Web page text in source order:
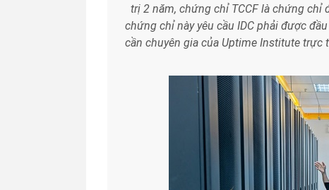
trị 2 năm, chứng chỉ TCCF là chứng chỉ
chứng chỉ này yêu cầu IDC phải được
cần chuyên gia của Uptime Institute trực